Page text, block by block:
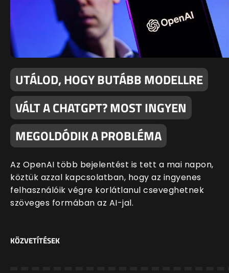
UTÁLOD, HOGY BUTÁBB MODELLRE
VÁLT A CHATGPT? MOST INGYEN
MEGOLDÓDIK A PROBLÉMA
Az OpenAI több bejelentést is tett a mai napon,
köztük azzal kapcsolatban, hogy az ingyenes
felhasználóik végre korlátlanul cseveghetnek
szöveges formában az AI-jal.
KÖZVETÍTÉSEK